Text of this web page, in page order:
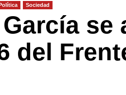
Sociedad
se
del